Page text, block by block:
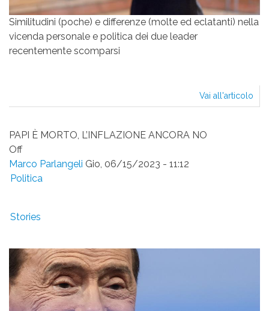
Similitudini (poche) e differenze (molte ed eclatanti) nella
vicenda personale e politica dei due leader
recentemente scomparsi
Vai all'articolo
PAPI È MORTO, L’INFLAZIONE ANCORA NO
Off
Marco Parlangeli Gio, 06/15/2023 - 11:12
Politica
Stories